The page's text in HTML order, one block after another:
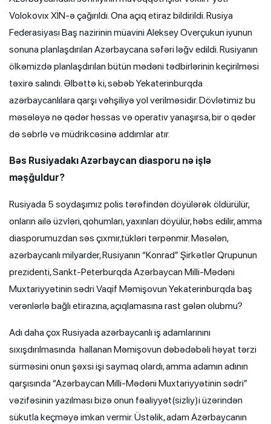
Volokovıx XİN-ə çağırıldı. Ona açıq etiraz bildirildi. Rusiya
Federasiyası Baş nazirinin müavini Aleksey Overçukun iyunun
sonuna planlaşdırılan Azərbaycana səfəri ləğv edildi. Rusiyanın
ölkəmizdə planlaşdırılan bütün mədəni tədbirlərinin keçirilməsi
təxirə salındı. Əlbəttə ki, səbəb Yekaterinburqda
azərbaycanlılara qarşı vəhşiliyə yol verilməsidir. Dövlətimiz bu
məsələyə nə qədər həssas və operativ yanaşırsa, bir o qədər
də səbrlə və müdrikcəsinə addımlar atır.
Bəs Rusiyadakı Azərbaycan diasporu nə işlə
məşğuldur?
Rusiyada 5 soydaşımız polis tərəfindən döyülərək öldürülür,
onların ailə üzvləri, qohumları, yaxınları döyülür, həbs edilir, amma
diasporumuzdan səs çıxmır,tükləri tərpənmir. Məsələn,
azərbaycanlı milyarder, Rusiyanın “Konrad” Şirkətlər Qrupunun
prezidenti, Sankt-Peterburqda Azərbaycan Milli-Mədəni
Muxtariyyətinin sədri Vaqif Məmişovun Yekaterinburqda baş
verənlərlə bağlı etirazına, açıqlamasına rast gələn olubmu?
Adı daha çox Rusiyada azərbaycanlı iş adamlarınını
sıxışdırılmasında hallanan Məmişovun dəbədəbəli həyat tərzi
sürməsini onun şəxsi işi saymaq olardı, amma adamın adının
qarşısında “Azərbaycan Milli-Mədəni Muxtariyyətinin sədri”
vəzifəsinin yazılması bizə onun fəaliyyət(sizliy)i üzərindən
sükutla keçməyə imkan vermir. Üstəlik, adam Azərbaycanın